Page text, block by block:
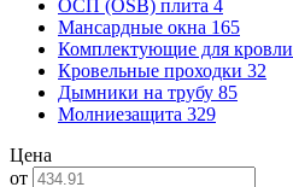
ОСП (OSB) плита 4
Мансардные окна 165
Комплектующие для кровли
Кровельные проходки 32
Дымники на трубу 85
Молниезащита 329
Цена
от